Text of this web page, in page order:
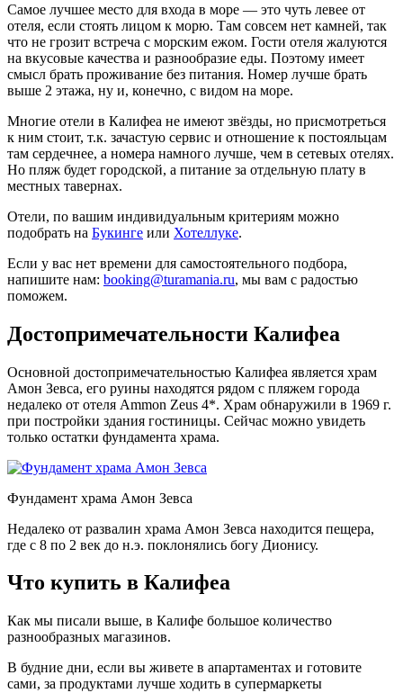
Самое лучшее место для входа в море — это чуть левее от
отеля, если стоять лицом к морю. Там совсем нет камней, так
что не грозит встреча с морским ежом. Гости отеля жалуются
на вкусовые качества и разнообразие еды. Поэтому имеет
смысл брать проживание без питания. Номер лучше брать
выше 2 этажа, ну и, конечно, с видом на море.
Многие отели в Калифеа не имеют звёзды, но присмотреться
к ним стоит, т.к. зачастую сервис и отношение к постояльцам
там сердечнее, а номера намного лучше, чем в сетевых отелях.
Но пляж будет городской, а питание за отдельную плату в
местных тавернах.
Отели, по вашим индивидуальным критериям можно
подобрать на Букинге или Хотеллуке.
Если у вас нет времени для самостоятельного подбора,
напишите нам: booking@turamania.ru, мы вам с радостью
поможем.
Достопримечательности Калифеа
Основной достопримечательностью Калифеа является храм
Амон Зевса, его руины находятся рядом с пляжем города
недалеко от отеля Ammon Zeus 4*. Храм обнаружили в 1969 г.
при постройки здания гостиницы. Сейчас можно увидеть
только остатки фундамента храма.
Фундамент храма Амон Зевса
Недалеко от развалин храма Амон Зевса находится пещера,
где с 8 по 2 век до н.э. поклонялись богу Дионису.
Что купить в Калифеа
Как мы писали выше, в Калифе большое количество
разнообразных магазинов.
В будние дни, если вы живете в апартаментах и готовите
сами, за продуктами лучше ходить в супермаркеты